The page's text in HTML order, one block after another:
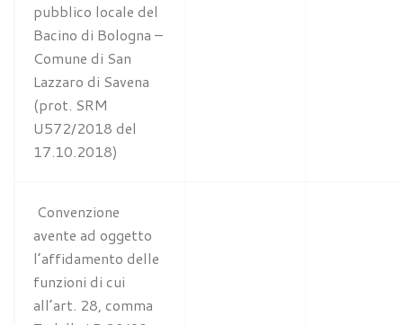
pubblico locale del
Bacino di Bologna –
Comune di San
Lazzaro di Savena
(prot. SRM
U572/2018 del
17.10.2018)
Convenzione
avente ad oggetto
l’affidamento delle
funzioni di cui
all’art. 28, comma